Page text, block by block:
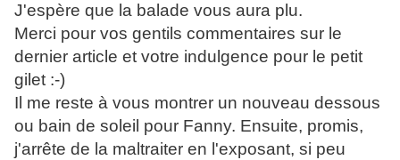
J'espère que la balade vous aura plu.
Merci pour vos gentils commentaires sur le
dernier article et votre indulgence pour le petit
gilet :-)
Il me reste à vous montrer un nouveau dessous
ou bain de soleil pour Fanny. Ensuite, promis,
j'arrête de la maltraiter en l'exposant, si peu